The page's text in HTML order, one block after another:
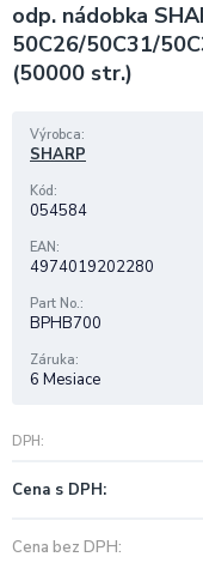
odp. nádobka
50C26/50C31/
(50000 str.)
DPH
Cena s DPH
Cena bez DPH
Výrobca
SHARP
Kód
054584
EAN
4974019202280
Part No.
BPHB700
Záruka
6 Mesiace